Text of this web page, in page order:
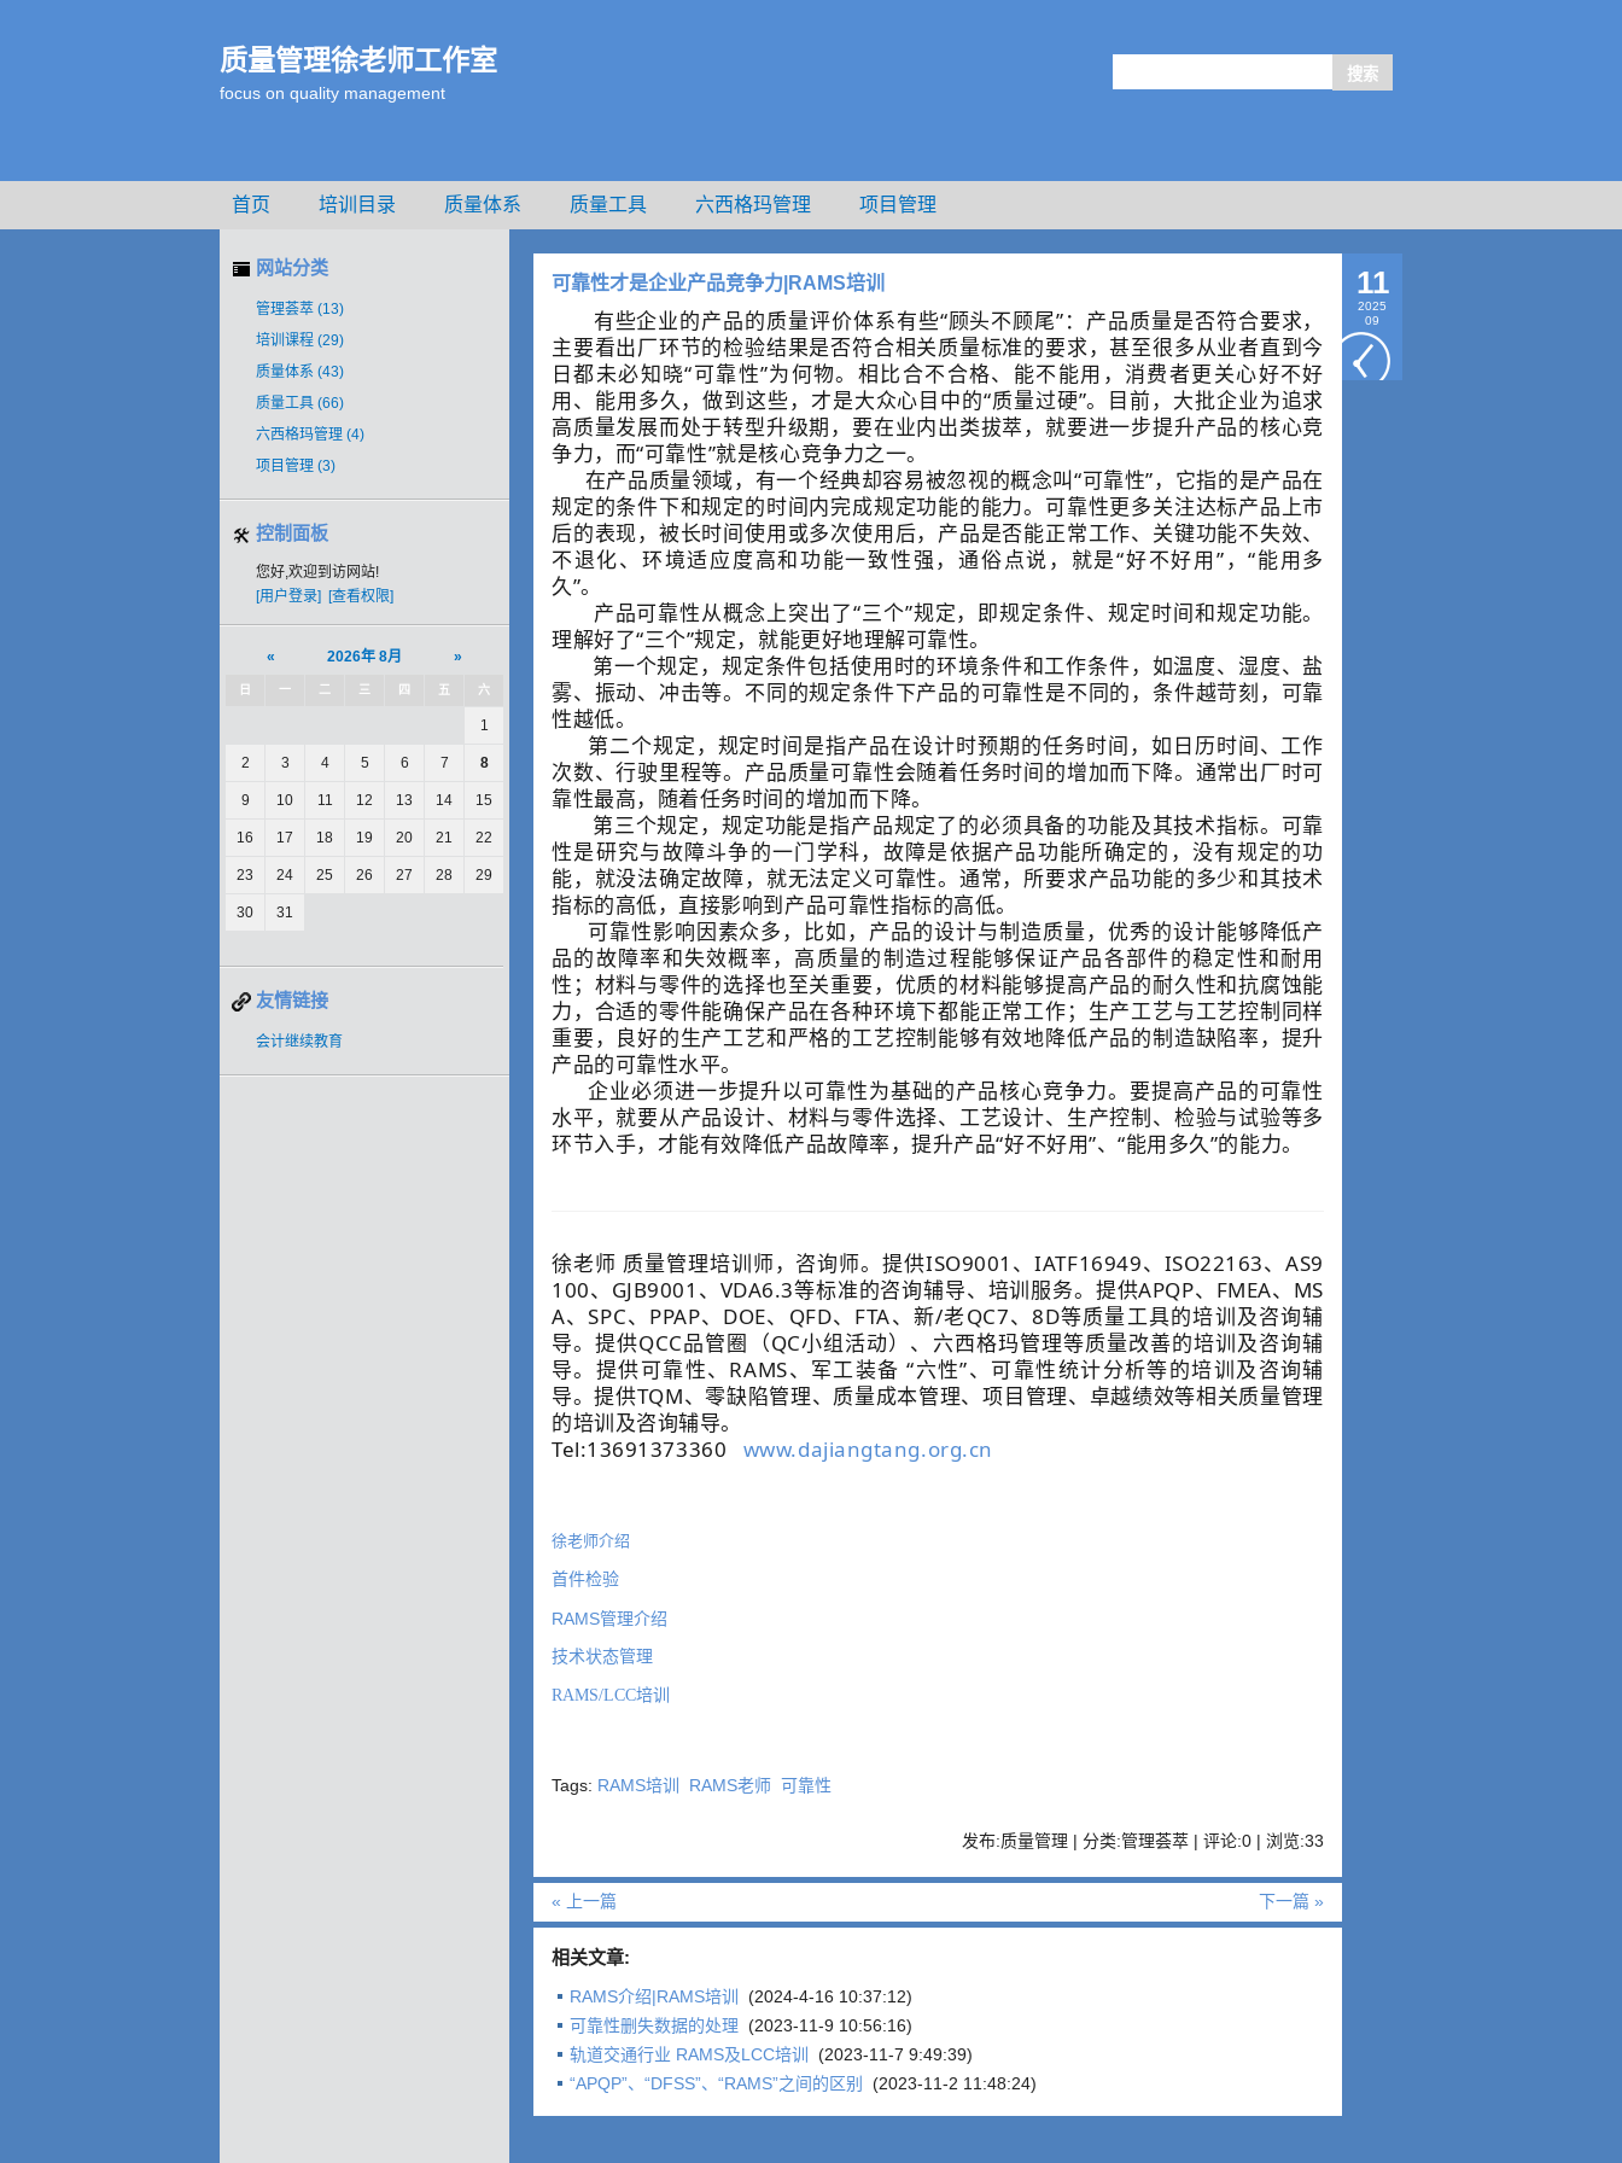
质量管理徐老师工作室
focus on quality management
首页 培训目录 质量体系 质量工具 六西格玛管理 项目管理
<#CACHE_INCLUDE_FUNCTION100#>徐老师介绍
11
2025
09
可靠性才是企业产品竞争力|RAMS培训
有些企业的产品的质量评价体系有些“顾头不顾尾”：产品质量是否符合要求，
主要看出厂环节的检验结果是否符合相关质量标准的要求，甚至很多从业者直到今
日都未必知晓“可靠性”为何物。 相比合不合格、能不能用，消费者更关心好不好
用、能用多久，做到这些，才是大众心目中的“质量过硬”。 目前，大批企业为追求
高质量发展而处于转型升级期，要在业内出类拔萃，就要进一步提升产品的核心竞
争力，而“可靠性”就是核心竞争力之一。
在产品质量领域，有一个经典却容易被忽视的概念叫“可靠性”，它指的是产品在
规定的条件下和规定的时间内完成规定功能的能力。可靠性更多关注达标产品上市
后的表现，被长时间使用或多次使用后，产品是否能正常工作、关键功能不失效、
不退化、环境适应度高和功能一致性强，通俗点说，就是“好不好用”，“能用多
久”。
产品可靠性从概念上突出了“三个”规定，即规定条件、规定时间和规定功能。
理解好了“三个”规定，就能更好地理解可靠性。
第一个规定，规定条件包括使用时的环境条件和工作条件，如温度、湿度、盐
雾、振动、冲击等。不同的规定条件下产品的可靠性是不同的，条件越苛刻，可靠
性越低。
第二个规定，规定时间是指产品在设计时预期的任务时间，如日历时间、工作
次数、行驶里程等。产品质量可靠性会随着任务时间的增加而下降。通常出厂时可
靠性最高，随着任务时间的增加而下降。
第三个规定，规定功能是指产品规定了的必须具备的功能及其技术指标。可靠
性是研究与故障斗争的一门学科，故障是依据产品功能所确定的，没有规定的功
能，就没法确定故障，就无法定义可靠性。通常，所要求产品功能的多少和其技术
指标的高低，直接影响到产品可靠性指标的高低。
可靠性影响因素众多，比如，产品的设计与制造质量，优秀的设计能够降低产
品的故障率和失效概率，高质量的制造过程能够保证产品各部件的稳定性和耐用
性；材料与零件的选择也至关重要，优质的材料能够提高产品的耐久性和抗腐蚀能
力，合适的零件能确保产品在各种环境下都能正常工作；生产工艺与工艺控制同样
重要，良好的生产工艺和严格的工艺控制能够有效地降低产品的制造缺陷率，提升
产品的可靠性水平。
企业必须进一步提升以可靠性为基础的产品核心竞争力。要提高产品的可靠性
水平，就要从产品设计、材料与零件选择、工艺设计、生产控制、检验与试验等多
环节入手，才能有效降低产品故障率，提升产品“好不好用”、“能用多久”的能力。
徐老师 质量管理培训师，咨询师。提供ISO9001、IATF16949、ISO22163、AS9
100、GJB9001、VDA6.3等标准的咨询辅导、培训服务。提供APQP、FMEA、MS
A、SPC、PPAP、DOE、QFD、FTA、新/老QC7、8D等质量工具的培训及咨询辅
导。提供QCC品管圈（QC小组活动）、六西格玛管理等质量改善的培训及咨询辅
导。提供可靠性、RAMS、军工装备 “六性”、可靠性统计分析等的培训及咨询辅
导。提供TQM、零缺陷管理、质量成本管理、项目管理、卓越绩效等相关质量管理
的培训及咨询辅导。
Tel:13691373360 www.dajiangtang.org.cn
徐老师介绍
首件检验
RAMS管理介绍
技术状态管理
RAMS/LCC培训
Tags: RAMS培训 RAMS老师 可靠性
发布:质量管理 | 分类:管理荟萃 | 评论:0 | 浏览:33
« 上一篇 下一篇 »
相关文章:
RAMS介绍|RAMS培训
(2024-4-16 10:37:12)
可靠性删失数据的处理 (2023-11-9 10:56:16)
轨道交通行业 RAMS及LCC培训
(2023-11-7 9:49:39)
“APQP”、“DFSS”、“RAMS”之间的区别
(2023-11-2 11:48:24)
网站分类
管理荟萃 (13)
培训课程 (29)
质量体系 (43)
质量工具 (66)
六西格玛管理 (4)
项目管理 (3)
控制面板
您好,欢迎到访网站!
[用户登录]
[查看权限]
« 2026年 8月 »
日 一 二 三 四 五 六
1
2 3 4 5 6 7 8
9 10 11 12 13 14 15
16 17 18 19 20 21 22
23 24 25 26 27 28 29
30 31
友情链接
会计继续教育